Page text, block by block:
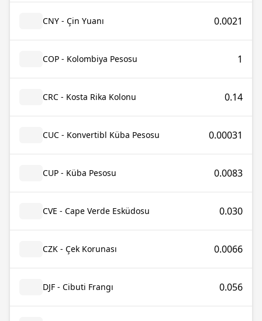
CNY - Çin Yuanı 0.0021
COP - Kolombiya Pesosu 1
CRC - Kosta Rika Kolonu 0.14
CUC - Konvertibl Küba Pesosu 0.00031
CUP - Küba Pesosu 0.0083
CVE - Cape Verde Esküdosu 0.030
CZK - Çek Korunası 0.0066
DJF - Cibuti Frangı 0.056